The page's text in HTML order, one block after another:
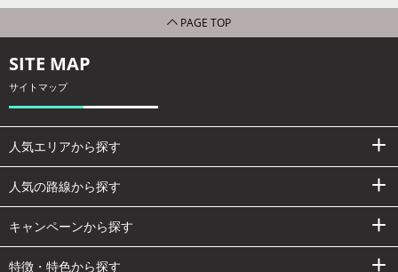
PAGE TOP
SITE MAP
サイトマップ
人気エリアから探す
人気の路線から探す
キャンペーンから探す
特徴・特色から探す